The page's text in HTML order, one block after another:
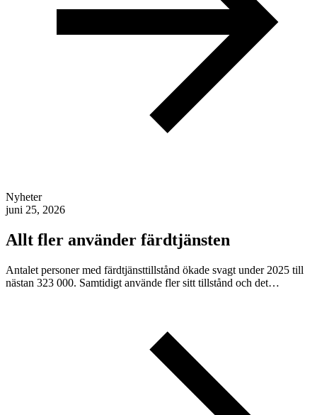
Nyheter
juni 25, 2026
Allt fler använder färdtjänsten
Antalet personer med färdtjänsttillstånd ökade svagt under 2025 till
nästan 323 000. Samtidigt använde fler sitt tillstånd och det…